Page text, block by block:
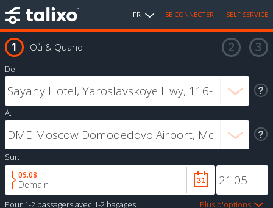
FR SE CONNECTER SELF SERVICE
Où & Quand
De:
À:
Sur:
09.08
Demain
Pour 1-2 passagersavec 1-2 bagages Plus d'options